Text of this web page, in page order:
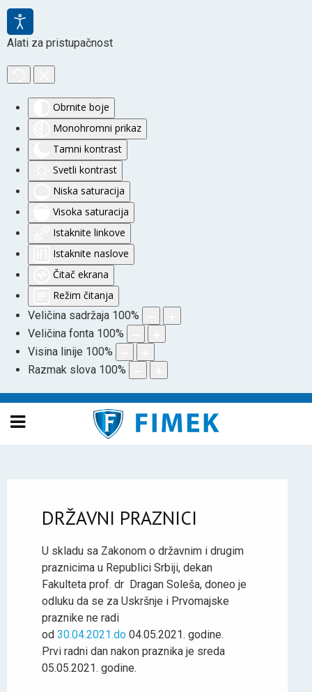
Alati za pristupačnost
Obrnite boje
Monohromni prikaz
Tamni kontrast
Svetli kontrast
Niska saturacija
Visoka saturacija
Istaknite linkove
Istaknite naslove
Čitač ekrana
Režim čitanja
Veličina sadržaja 100%
Veličina fonta 100%
Visina linije 100%
Razmak slova 100%
DRŽAVNI PRAZNICI
U skladu sa Zakonom o državnim i drugim
praznicima u Republici Srbiji, dekan
Fakulteta prof. dr Dragan Soleša, doneo je
odluku da se za Uskršnje i Prvomajske
praznike ne radi
od 30.04.2021.do 04.05.2021. godine.
Prvi radni dan nakon praznika je sreda
05.05.2021. godine.